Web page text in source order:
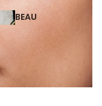
BEAU
TY